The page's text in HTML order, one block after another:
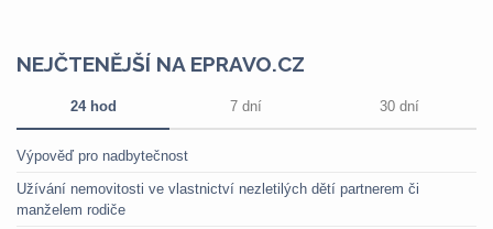
NEJČTENĚJŠÍ NA EPRAVO.CZ
24 hod 7 dní 30 dní
Výpověď pro nadbytečnost
Užívání nemovitosti ve vlastnictví nezletilých dětí partnerem či
manželem rodiče